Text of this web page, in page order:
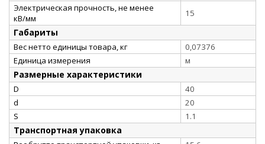
Электрическая прочность, не менее
кВ/мм
15
Габариты
Вес нетто единицы товара, кг
0,07376
Единица измерения
м
Размерные характеристики
D
40
d
20
S
1.1
Транспортная упаковка